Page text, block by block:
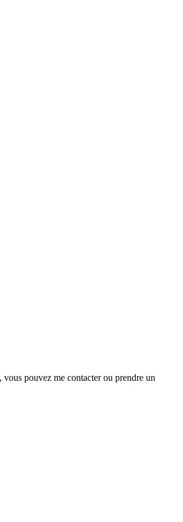
vous pouvez me contacter ou prendre un